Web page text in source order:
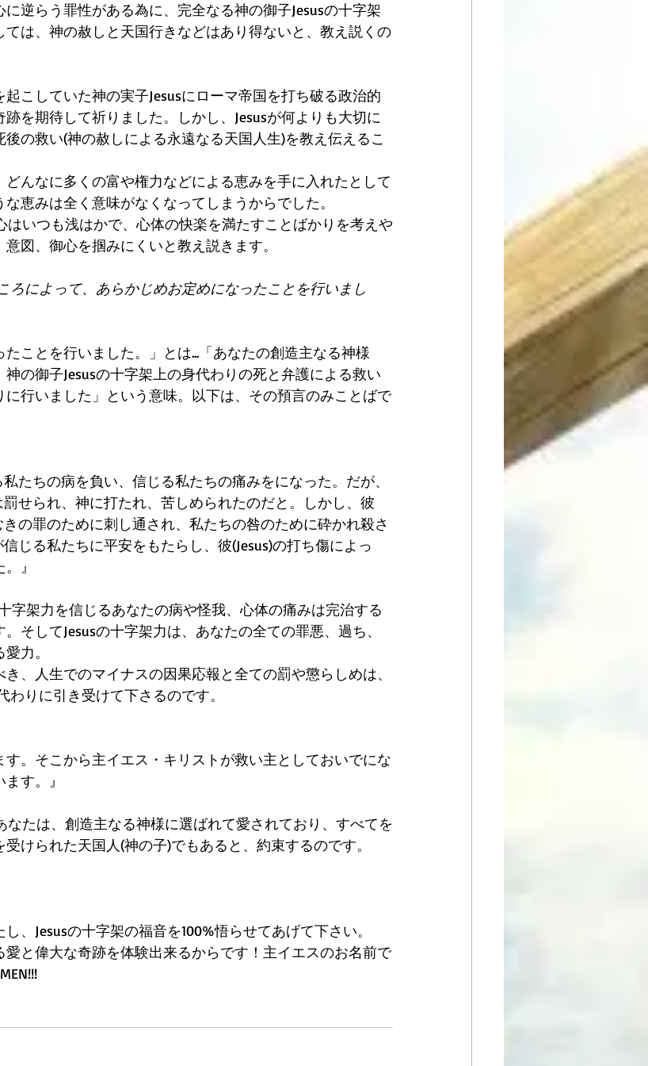
逆らう罪性がある為に、完全なる神の御子Jesusの十字架
ては、神の赦しと天国行きなどはあり得ないと、教え説くの
こしていた神の実子Jesusにローマ帝国を打ち破る政治的
を期待して祈りました。しかし、Jesusが何よりも大切に
の救い(神の赦しによる永遠なる天国人生)を教え伝えるこ
んなに多くの富や権力などによる恵みを手に入れたとして
恵みは全く意味がなくなってしまうからでした。
いつも浅はかで、心体の快楽を満たすことばかりを考えや
図、御心を掴みにくいと教え説きます。
ろによって、あらかじめお定めになったことを行いまし
ことを行いました。」とは...「あなたの創造主なる神様
の御子Jesusの十字架上の身代わりの死と弁護による救い
行いました」という意味。以下は、その預言のみことばで
私たちの病を負い、信じる私たちの痛みをになった。だが、
罰せられ、神に打たれ、苦しめられたのだと。しかし、彼
の罪のために刺し通され、私たちの咎のために砕かれ殺さ
じる私たちに平安をもたらし、彼(Jesus)の打ち傷によっ
』
字架力を信じるあなたの病や怪我、心体の痛みは完治する
そしてJesusの十字架力は、あなたの全ての罪悪、過ち、
力。
、人生でのマイナスの因果応報と全ての罰や懲らしめは、
わりに引き受けて下さるのです。
す。そこから主イエス・キリストが救い主としておいでにな
す。』
たは、創造主なる神様に選ばれて愛されており、すべてを
けられた天国人(神の子)でもあると、約束するのです。
、Jesusの十字架の福音を100%悟らせてあげて下さい。
と偉大な奇跡を体験出来るからです！主イエスのお名前で